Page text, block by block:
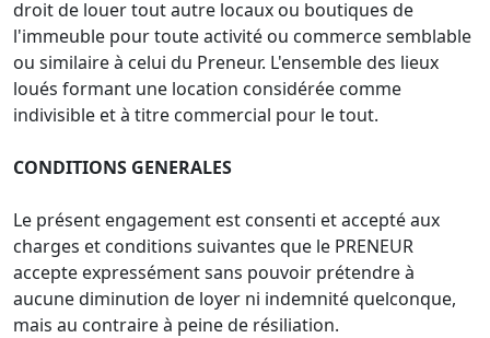
droit de louer tout autre locaux ou boutiques de
l'immeuble pour toute activité ou commerce semblable
ou similaire à celui du Preneur. L'ensemble des lieux
loués formant une location considérée comme
indivisible et à titre commercial pour le tout.
CONDITIONS GENERALES
Le présent engagement est consenti et accepté aux
charges et conditions suivantes que le PRENEUR
accepte expressément sans pouvoir prétendre à
aucune diminution de loyer ni indemnité quelconque,
mais au contraire à peine de résiliation.